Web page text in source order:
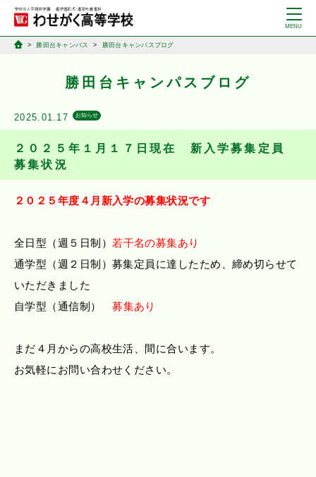
勝田台キャンパス 勝田台キャンパスブログ
勝田台キャンパスブログ
2025.01.17 お知らせ
２０２５年１月１７日現在 新入学募集定員
募集状況
２０２５年度４月新入学の募集状況です
全日型（週５日制） 若干名の募集あり
通学型（週２日制）募集定員に達したため、締め切らせて
いただきました
自学型（通信制）募集あり
まだ４月からの高校生活、間に合います。
お気軽にお問い合わせください。